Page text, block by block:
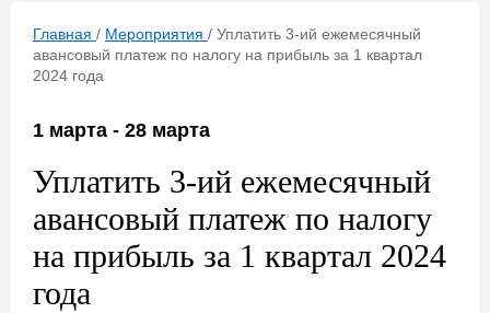
Главная / Мероприятия / Уплатить 3-ий ежемесячный
авансовый платеж по налогу на прибыль за 1 квартал
2024 года
1 марта - 28 марта
Уплатить 3-ий ежемесячный
авансовый платеж по налогу
на прибыль за 1 квартал 2024
года